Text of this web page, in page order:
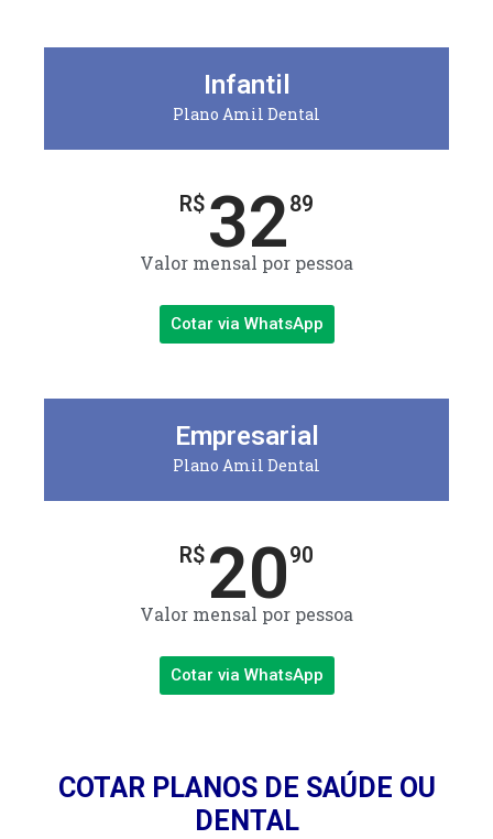
Infantil
Plano Amil Dental
R$ 3289
Valor mensal por pessoa
Cotar via WhatsApp
Empresarial
Plano Amil Dental
R$ 2090
Valor mensal por pessoa
Cotar via WhatsApp
COTAR PLANOS DE SAÚDE OU
DENTAL